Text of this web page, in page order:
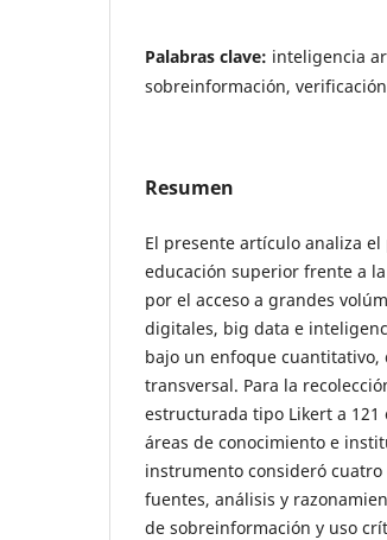
Palabras clave: inteligencia
sobreinformación,
Resumen
El presente artículo analiza
educación superior frente a
por el acceso a grandes
digitales, big data e
bajo un enfoque
transversal. Para la
estructurada tipo Likert a
áreas de conocimiento e
instrumento consideró
fuentes, análisis y
de sobreinformación y uso